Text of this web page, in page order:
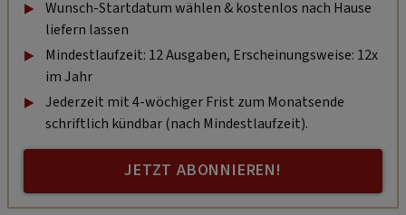
Wunsch-Startdatum wählen & kostenlos nach Hause
liefern lassen
Mindestlaufzeit: 12 Ausgaben, Erscheinungsweise: 12x
im Jahr
Jederzeit mit 4-wöchiger Frist zum Monatsende
schriftlich kündbar (nach Mindestlaufzeit).
JETZT ABONNIEREN!